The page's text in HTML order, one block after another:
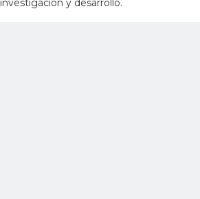
investigación y desarrollo.